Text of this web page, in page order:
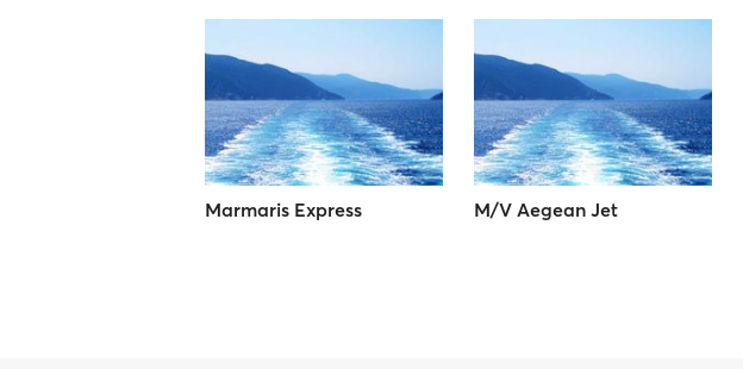
Marmaris Express M/V Aegean Jet